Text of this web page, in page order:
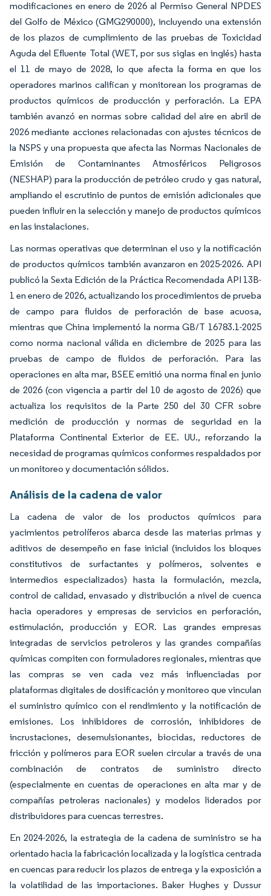
modificaciones en enero de 2026 al Permiso General NPDES
del Golfo de México (GMG290000), incluyendo una extensión
de los plazos de cumplimiento de las pruebas de Toxicidad
Aguda del Efluente Total (WET, por sus siglas en inglés) hasta
el 11 de mayo de 2028, lo que afecta la forma en que los
operadores marinos califican y monitorean los programas de
productos químicos de producción y perforación. La EPA
también avanzó en normas sobre calidad del aire en abril de
2026 mediante acciones relacionadas con ajustes técnicos de
la NSPS y una propuesta que afecta las Normas Nacionales de
Emisión de Contaminantes Atmosféricos Peligrosos
(NESHAP) para la producción de petróleo crudo y gas natural,
ampliando el escrutinio de puntos de emisión adicionales que
pueden influir en la selección y manejo de productos químicos
en las instalaciones.
Las normas operativas que determinan el uso y la notificación
de productos químicos también avanzaron en 2025-2026. API
publicó la Sexta Edición de la Práctica Recomendada API 13B-
1 en enero de 2026, actualizando los procedimientos de prueba
de campo para fluidos de perforación de base acuosa,
mientras que China implementó la norma GB/T 16783.1-2025
como norma nacional válida en diciembre de 2025 para las
pruebas de campo de fluidos de perforación. Para las
operaciones en alta mar, BSEE emitió una norma final en junio
de 2026 (con vigencia a partir del 10 de agosto de 2026) que
actualiza los requisitos de la Parte 250 del 30 CFR sobre
medición de producción y normas de seguridad en la
Plataforma Continental Exterior de EE. UU., reforzando la
necesidad de programas químicos conformes respaldados por
un monitoreo y documentación sólidos.
Análisis de la cadena de valor
La cadena de valor de los productos químicos para
yacimientos petrolíferos abarca desde las materias primas y
aditivos de desempeño en fase inicial (incluidos los bloques
constitutivos de surfactantes y polímeros, solventes e
intermedios especializados) hasta la formulación, mezcla,
control de calidad, envasado y distribución a nivel de cuenca
hacia operadores y empresas de servicios en perforación,
estimulación, producción y EOR. Las grandes empresas
integradas de servicios petroleros y las grandes compañías
químicas compiten con formuladores regionales, mientras que
las compras se ven cada vez más influenciadas por
plataformas digitales de dosificación y monitoreo que vinculan
el suministro químico con el rendimiento y la notificación de
emisiones. Los inhibidores de corrosión, inhibidores de
incrustaciones, desemulsionantes, biocidas, reductores de
fricción y polímeros para EOR suelen circular a través de una
combinación de contratos de suministro directo
(especialmente en cuentas de operaciones en alta mar y de
compañías petroleras nacionales) y modelos liderados por
distribuidores para cuencas terrestres.
En 2024-2026, la estrategia de la cadena de suministro se ha
orientado hacia la fabricación localizada y la logística centrada
en cuencas para reducir los plazos de entrega y la exposición a
la volatilidad de las importaciones. Baker Hughes y Dussur